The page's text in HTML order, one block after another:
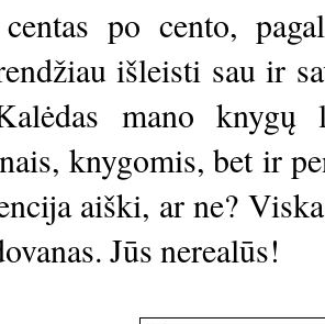
po cento,
išleisti sau ir
mano knygų
knygomis, bet ir
aiški, ar ne?
Jūs nerealūs!